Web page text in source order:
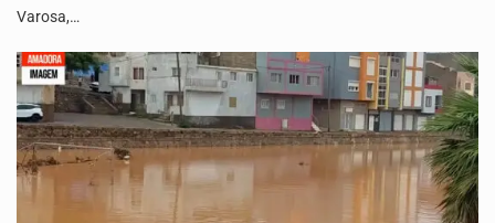
Varosa,…